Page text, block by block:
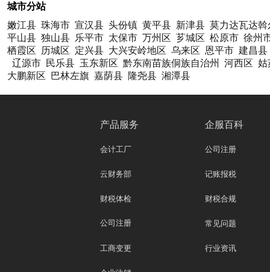
城市分站
嫩江县 珠海市 宣汉县 头份镇 黄平县 新津县 莫力达瓦达
平山县 独山县 乐平市 太保市 万州区 芗城区 松原市 徐州
栖霞区
历城区 定兴县 大兴安岭地区 乌来区 恩平市 建昌县
辽源市 民乐县 玉东新区 黔东南苗族侗族自治州 河西区 姑
大鹏新区
巴林左旗 嘉荫县 隆尧县 湘潭县
产品服务
会计工厂
云财务部
财税体检
公司注册
工商变更
企服百科
公司注册
记账报税
财税合规
常见问题
行业资讯